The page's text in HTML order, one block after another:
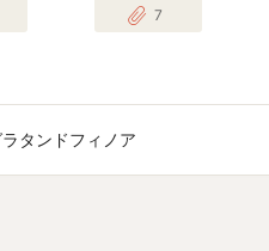
7
タンドフィノア